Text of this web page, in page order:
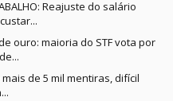
Reajuste do salário
ouro: maioria do STF vota por
de 5 mil mentiras, difícil